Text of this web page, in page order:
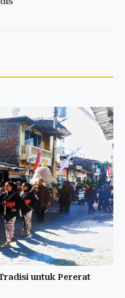
untuk Pererat